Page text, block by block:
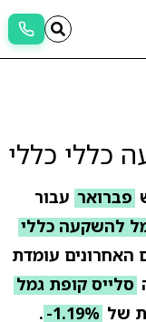
כללי כללי
פברואר עבור
להשקעה כללי
החודשים האחרונים עומדת
סלייס קופת גמל
של -1.19%
.